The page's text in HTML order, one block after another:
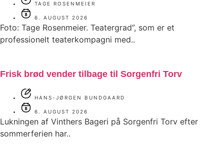
TAGE ROSENMEIER
6. AUGUST 2026
Foto: Tage Rosenmeier. Teatergrad”, som er et
professionelt teaterkompagni med..
Frisk brød vender tilbage til Sorgenfri Torv
HANS-JØRGEN BUNDGAARD
6. AUGUST 2026
Lukningen af Vinthers Bageri på Sorgenfri Torv efter
sommerferien har..